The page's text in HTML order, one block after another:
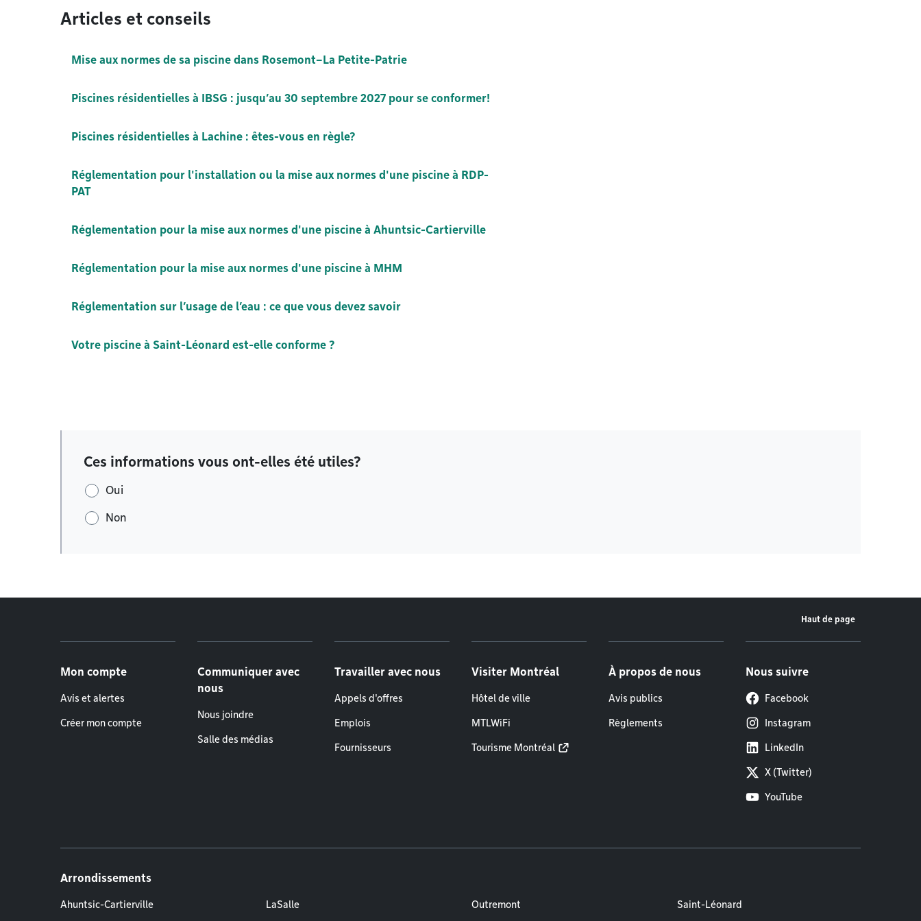
Articles et conseils
Mise aux normes de sa piscine dans Rosemont–La Petite-Patrie
Piscines résidentielles à IBSG : jusqu’au 30 septembre 2027 pour se conformer!
Piscines résidentielles à Lachine : êtes-vous en règle?
Réglementation pour l'installation ou la mise aux normes d'une piscine à RDP-
PAT
Réglementation pour la mise aux normes d'une piscine à Ahuntsic-Cartierville
Réglementation pour la mise aux normes d'une piscine à MHM
Réglementation sur l’usage de l’eau : ce que vous devez savoir
Votre piscine à Saint-Léonard est-elle conforme ?
Ces informations vous ont-elles été utiles?
Oui
Non
Haut de page
Mon compte
Avis et alertes
Créer mon compte
Communiquer avec
nous
Nous joindre
Salle des médias
Travailler avec nous
Appels d'offres
Emplois
Fournisseurs
Visiter Montréal
Hôtel de ville
MTLWiFi
Tourisme Montréal
À propos de nous
Avis publics
Règlements
Nous suivre
Facebook
Instagram
LinkedIn
X (Twitter)
YouTube
Arrondissements
Ahuntsic-Cartierville LaSalle Outremont Saint-Léonard